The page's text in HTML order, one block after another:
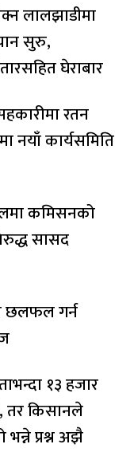
लालझाडीमा
सुरु,
घेराबार
रतन
नयाँ कार्यसमिति
कमिसनको
सासद
छलफल गर्न
१३ हजार
तर किसानले
प्रश्न अझै